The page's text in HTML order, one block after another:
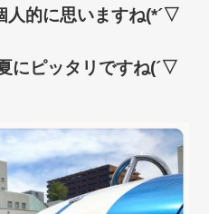
人的に思いますね(*´▽
にピッタリですね(´▽